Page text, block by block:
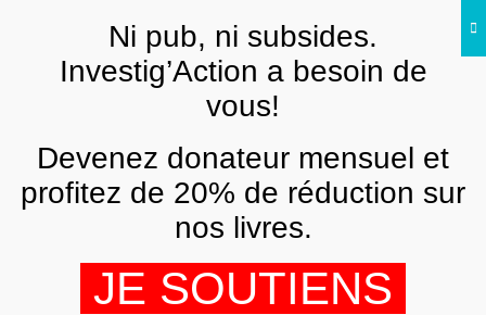
Thinkerview - CC 4.0
« Bannie » de Xenia Fedorova ou la
mise à mort d’une voix alternative
7 AVRIL 2025
ATTENTION, MÉDIAS
Ni pub, ni subsides.
Investig’Action a besoin de
vous!
Devenez donateur mensuel et
profitez de 20% de réduction sur
nos livres.
JE SOUTIENS